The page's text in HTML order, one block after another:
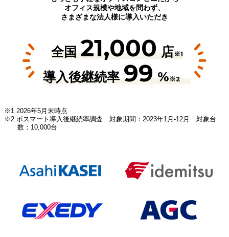
オフィス規模や地域を問わず、
さまざまな法人様に導入いただき
全国 21,000 店※1
導入後継続率 99 %※2
※1 2026年5月末時点
※2 ボスマート導入後継続率調査 対象期間：2023年1月-12月 対象台
数：10,000台